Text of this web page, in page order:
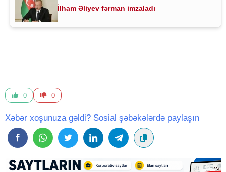
İlham Əliyev fərman imzaladı
0 0
Xəbər xoşunuza gəldi? Sosial şəbəkələrdə paylaşın